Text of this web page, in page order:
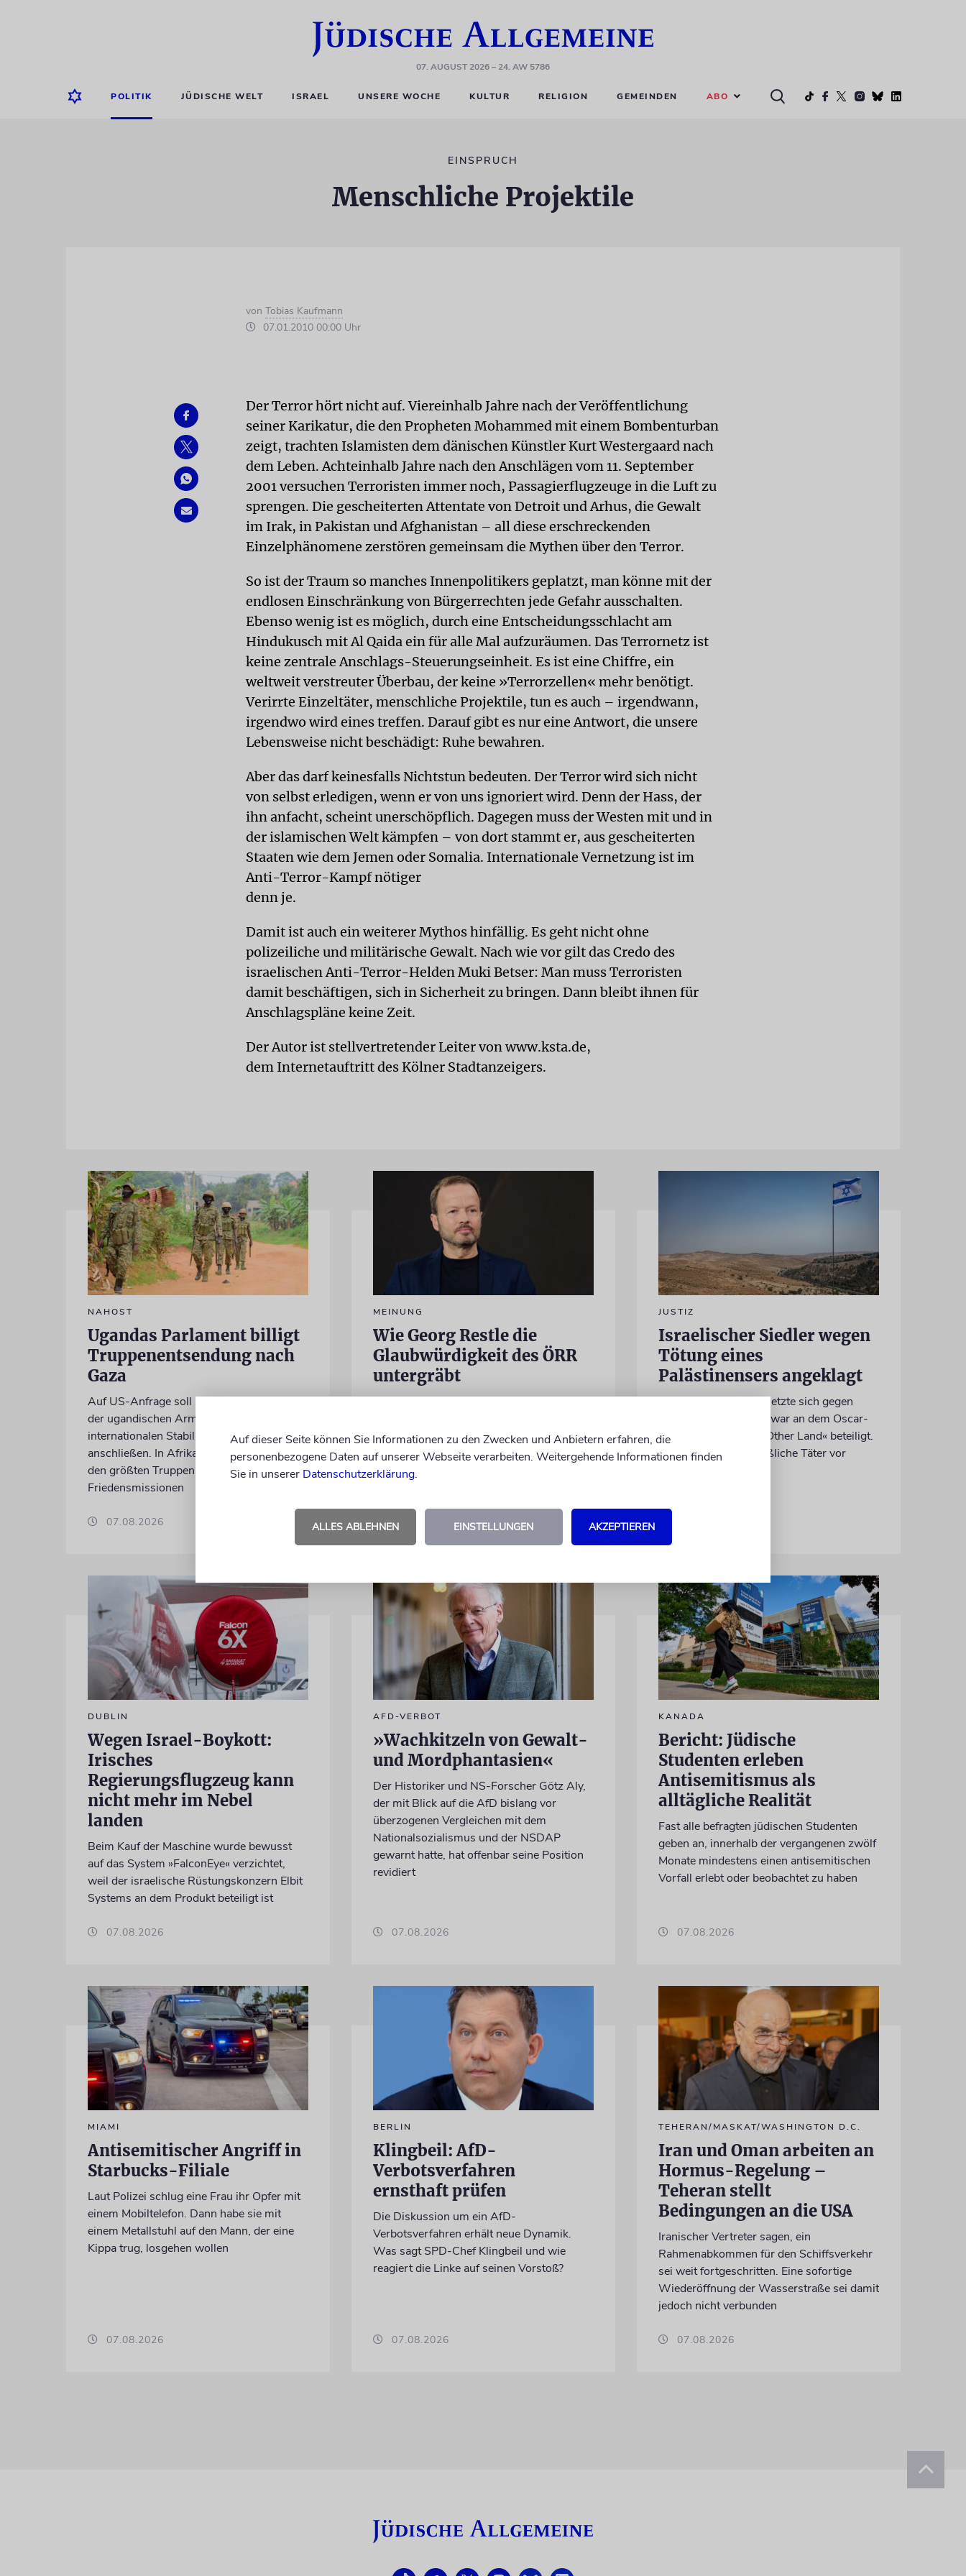
07. AUGUST 2026– 24. AW 5786
POLITIK JÜDISCHE WELT ISRAEL UNSERE WOCHE KULTUR RELIGION GEMEINDEN ABO
EINSPRUCH
Menschliche Projektile
von Tobias Kaufmann
07.01.2010 00:00 Uhr
Der Terror hört nicht auf. Viereinhalb Jahre nach der Veröffentlichung
seiner Karikatur, die den Propheten Mohammed mit einem Bombenturban
zeigt, trachten Islamisten dem dänischen Künstler Kurt Westergaard nach
dem Leben. Achteinhalb Jahre nach den Anschlägen vom 11. September
2001 versuchen Terroristen immer noch, Passagierflugzeuge in die Luft zu
sprengen. Die gescheiterten Attentate von Detroit und Arhus, die Gewalt
im Irak, in Pakistan und Afghanistan – all diese erschreckenden
Einzelphänomene zerstören gemeinsam die Mythen über den Terror.
So ist der Traum so manches Innenpolitikers geplatzt, man könne mit der
endlosen Einschränkung von Bürgerrechten jede Gefahr ausschalten.
Ebenso wenig ist es möglich, durch eine Entscheidungsschlacht am
Hindukusch mit Al Qaida ein für alle Mal aufzuräumen. Das Terrornetz ist
keine zentrale Anschlags-Steuerungseinheit. Es ist eine Chiffre, ein
weltweit verstreuter Überbau, der keine »Terrorzellen« mehr benötigt.
Verirrte Einzeltäter, menschliche Projektile, tun es auch – irgendwann,
irgendwo wird eines treffen. Darauf gibt es nur eine Antwort, die unsere
Lebensweise nicht beschädigt: Ruhe bewahren.
Aber das darf keinesfalls Nichtstun bedeuten. Der Terror wird sich nicht
von selbst erledigen, wenn er von uns ignoriert wird. Denn der Hass, der
ihn anfacht, scheint unerschöpflich. Dagegen muss der Westen mit und in
der islamischen Welt kämpfen – von dort stammt er, aus gescheiterten
Staaten wie dem Jemen oder Somalia. Internationale Vernetzung ist im
Anti-Terror-Kampf nötiger
denn je.
Damit ist auch ein weiterer Mythos hinfällig. Es geht nicht ohne
polizeiliche und militärische Gewalt. Nach wie vor gilt das Credo des
israelischen Anti-Terror-Helden Muki Betser: Man muss Terroristen
damit beschäftigen, sich in Sicherheit zu bringen. Dann bleibt ihnen für
Anschlagspläne keine Zeit.
Der Autor ist stellvertretender Leiter von www.ksta.de,
dem Internetauftritt des Kölner Stadtanzeigers.
NAHOST
Ugandas Parlament billigt
Truppenentsendung nach
Gaza
Auf US-Anfrage soll sich ein Kontingent
der ugandischen Armee der geplanten
internationalen Stabilisierungstruppe
anschließen. In Afrika zählt das Land zu
den größten Truppenstellern für
Friedensmissionen
07.08.2026
MEINUNG
Wie Georg Restle die
Glaubwürdigkeit des ÖRR
untergräbt
Nach dem X-Post des Journalisten hat sich
Gemeinde Köln, an WDR-
Programmdirektorin Andrea Schafarczyk
gewandt. Wir dokumentieren das
von Felix Schotland
07.08.2026
JUSTIZ
Israelischer Siedler wegen
Tötung eines
Palästinensers angeklagt
Der getötete Aktivist setzte sich gegen
Siedlergewalt ein und war an dem Oscar-
prämierten Film »No Other Land« beteiligt.
Jetzt steht der mutmaßliche Täter vor
DUBLIN
Wegen Israel-Boykott:
Irisches
Regierungsflugzeug kann
nicht mehr im Nebel
landen
Beim Kauf der Maschine wurde bewusst
auf das System »FalconEye« verzichtet,
weil der israelische Rüstungskonzern Elbit
Systems an dem Produkt beteiligt ist
07.08.2026
AFD-VERBOT
»Wachkitzeln von Gewalt-
und Mordphantasien«
Der Historiker und NS-Forscher Götz Aly,
der mit Blick auf die AfD bislang vor
überzogenen Vergleichen mit dem
Nationalsozialismus und der NSDAP
gewarnt hatte, hat offenbar seine Position
revidiert
07.08.2026
KANADA
Bericht: Jüdische
Studenten erleben
Antisemitismus als
alltägliche Realität
Fast alle befragten jüdischen Studenten
geben an, innerhalb der vergangenen zwölf
Monate mindestens einen antisemitischen
Vorfall erlebt oder beobachtet zu haben
07.08.2026
MIAMI
Antisemitischer Angriff in
Starbucks-Filiale
Laut Polizei schlug eine Frau ihr Opfer mit
einem Mobiltelefon. Dann habe sie mit
einem Metallstuhl auf den Mann, der eine
Kippa trug, losgehen wollen
07.08.2026
BERLIN
Klingbeil: AfD-
Verbotsverfahren
ernsthaft prüfen
Die Diskussion um ein AfD-
Verbotsverfahren erhält neue Dynamik.
Was sagt SPD-Chef Klingbeil und wie
reagiert die Linke auf seinen Vorstoß?
07.08.2026
TEHERAN/MASKAT/WASHINGTON D.C.
Iran und Oman arbeiten an
Hormus-Regelung –
Teheran stellt
Bedingungen an die USA
Iranischer Vertreter sagen, ein
Rahmenabkommen für den Schiffsverkehr
sei weit fortgeschritten. Eine sofortige
Wiederöffnung der Wasserstraße sei damit
jedoch nicht verbunden
07.08.2026
Auf dieser Seite können Sie Informationen zu den Zwecken und Anbietern erfahren, die
personenbezogene Daten auf unserer Webseite verarbeiten. Weitergehende Informationen finden
Sie in unserer Datenschutzerklärung.
ALLES ABLEHNEN EINSTELLUNGEN AKZEPTIEREN